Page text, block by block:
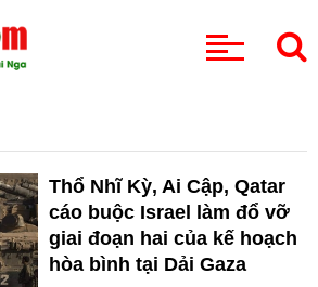
Thổ Nhĩ Kỳ, Ai Cập, Qatar
cáo buộc Israel làm đổ vỡ
giai đoạn hai của kế hoạch
hòa bình tại Dải Gaza